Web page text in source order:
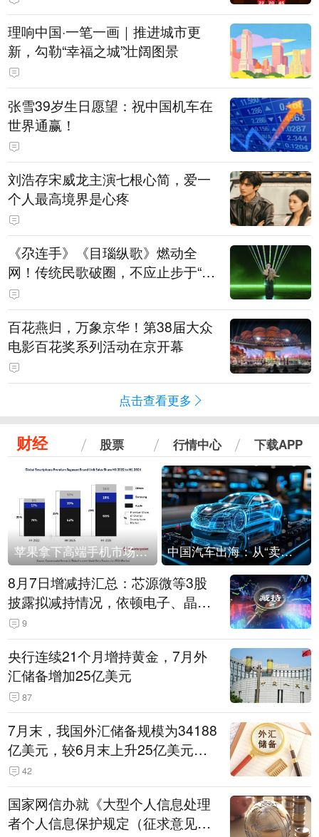
理响中国·一笔一画｜推进城市更
新，勾勒“幸福之城”壮阔图景
张雪39岁生日愿望：祝中国机车在
世界通赢！
刘浩存宋威龙主演七根心简，爱一
个人最高境界是心疼
《尕连手》《目瑙纵歌》燃动全
网！传统民歌破圈，不应止步于“上
头”
百花燕归，万象京华！第38届大众
电影百花奖系列活动在京开幕
点击查看更多
财经 股票 行情中心 下载APP
苹果拿下高端手机市场65%的份额：iPhone 17系列功不可没 中国汽车出海：从“卖出去”到“走进去”
8月7日增减持汇总：芯源微等3股
披露拟减持情况，依顿电子、晶华
微拟增持（表）
9
央行连续21个月增持黄金，7月外
汇储备增加25亿美元
87
7月末，我国外汇储备规模为34188
亿美元，较6月末上升25亿美元，
升幅为0.07%
42
国家网信办就《大型个人信息处理
者个人信息保护规定（征求意见